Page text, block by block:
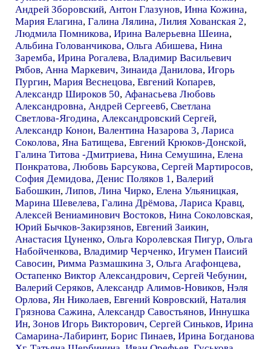
Андрей Зборовский, Антон Глазунов, Инна Кожина,
Мария Елагина, Галина Лялина, Лилия Хованская 2,
Людмила Помникова, Ирина Валерьевна Шеина,
Альбина Голованчикова, Ольга Абишева, Нина
Заремба, Ирина Рогалева, Владимир Васильевич
Рябов, Анна Маркевич, Зинаида Данилова, Игорь
Пургин, Мария Веснецова, Евгений Копарев,
Александр Широков 50, Афанасьева Любовь
Александровна, Андрей Сергеев6, Светлана
Светлова-Ягодина, Александровский Сергей,
Александр Конон, Валентина Назарова 3, Лариса
Соколова, Яна Батищева, Евгений Крюков-Донской,
Галина Титова -Дмитриева, Нина Семушина, Елена
Понкратова, Любовь Барсукова, Сергей Мартиросов,
София Демидова, Денис Поляков 1, Валерий
Бабошкин, Липов, Лина Чирко, Елена Ульяницкая,
Марина Шевелева, Галина Дрёмова, Лариса Кравц,
Алексей Вениаминович Востоков, Нина Соколовская,
Юрий Бычков-Закирзянов, Евгений Заикин,
Анастасия Цуненко, Ольга Королевская Пигур, Ольга
Набойченкова, Владимир Черченко, Игумен Паисий
Савосин, Римма Размашкина 3, Ольга Агафонцева,
Остапенко Виктор Александрович, Сергей Чебунин,
Валерий Серяков, Александр Алимов-Новиков, Нэля
Орлова, Ян Николаев, Евгений Ковровский, Наталия
Грязнова Сажина, Александр Савостьянов, Иннушка
Ин, Зонов Игорь Викторович, Сергей Синьков, Ирина
Самарина-Лабиринт, Борис Пинаев, Ирина Богданова